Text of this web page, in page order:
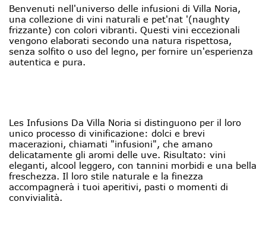
Benvenuti nell'universo delle infusioni di Villa Noria,
una collezione di vini naturali e pet'nat '(naughty
frizzante) con colori vibranti. Questi vini eccezionali
vengono elaborati secondo una natura rispettosa,
senza solfito o uso del legno, per fornire un'esperienza
autentica e pura.
Les Infusions Da Villa Noria si distinguono per il loro
unico processo di vinificazione: dolci e brevi
macerazioni, chiamati "infusioni", che amano
delicatamente gli aromi delle uve. Risultato: vini
eleganti, alcool leggero, con tannini morbidi e una bella
freschezza. Il loro stile naturale e la finezza
accompagnerà i tuoi aperitivi, pasti o momenti di
convivialità.